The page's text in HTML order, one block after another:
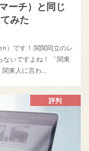
ーチ）と同じ
みた
）です！ 関関同立のレ
ないですよね！ 「関東
東人に言わ…
評判